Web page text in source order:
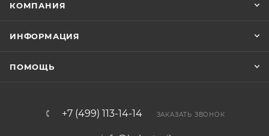
КОМПАНИЯ
ИНФОРМАЦИЯ
ПОМОЩЬ
+7 (499) 113-14-14 ЗАКАЗАТЬ ЗВОНОК